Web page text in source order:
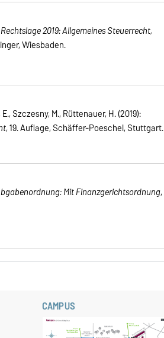
2019: Allgemeines Steuerrecht,
Wiesbaden.
Szczesny, M., Rüttenauer, H. (2019):
, 19. Auflage, Schäffer-Poeschel, Stuttgart.
Mit Finanzgerichtsordnung,
CAMPUS